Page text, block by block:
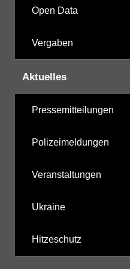
Open Data
Vergaben
Aktuelles
Pressemitteilungen
Polizeimeldungen
Veranstaltungen
Ukraine
Hitzeschutz